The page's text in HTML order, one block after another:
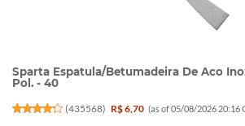
Sparta Espatula/Betumadeira De Aco
Pol. - 40
(435568) R$ 6,70 (as of 05/08/2026 20:16